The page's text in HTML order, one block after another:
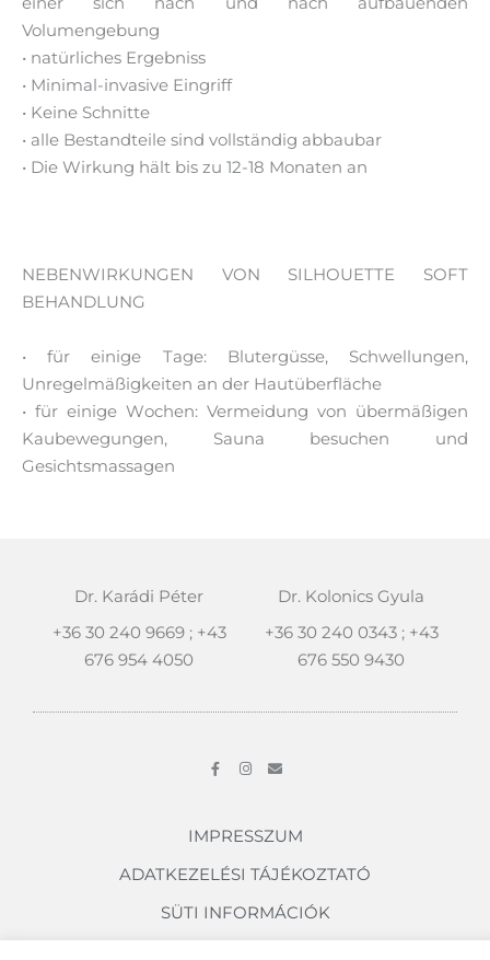
Volumengebung
• natürliches Ergebniss
• Minimal-invasive Eingriff
• Keine Schnitte
• alle Bestandteile sind vollständig abbaubar
• Die Wirkung hält bis zu 12-18 Monaten an
NEBENWIRKUNGEN VON SILHOUETTE SOFT
BEHANDLUNG
• für einige Tage: Blutergüsse, Schwellungen,
Unregelmäßigkeiten an der Hautüberfläche
• für einige Wochen: Vermeidung von übermäßigen
Kaubewegungen, Sauna besuchen und
Gesichtsmassagen
Dr. Karádi Péter
+36 30 240 9669 ; +43
676 954 4050
Dr. Kolonics Gyula
+36 30 240 0343 ; +43
676 550 9430
F
a
o
o
-
I
n
g
r
m
E
n
o
p
IMPRESSZUM
ADATKEZELÉSI TÁJÉKOZTATÓ
SÜTI INFORMÁCIÓK